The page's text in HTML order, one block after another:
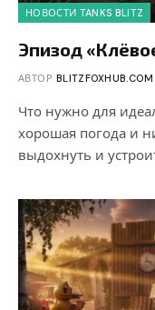
НОВОСТИ TANKS BLITZ
Эпизод
АВТОР BLITZFOXHUB.COM
Что нужно для
хорошая погода и
выдохнуть и